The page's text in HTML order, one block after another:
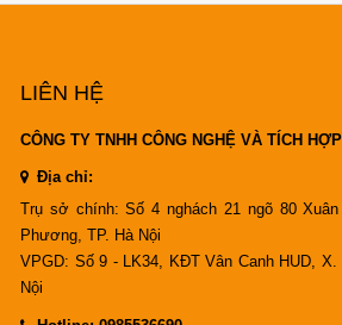
LIÊN HỆ
CÔNG TY TNHH CÔNG NGHỆ VÀ TÍCH
Địa chỉ:
Trụ sở chính: Số 4 nghách 21 ngõ 80
Phương, TP. Hà Nội
VPGD: Số 9 - LK34, KĐT Vân Canh HUD,
Nội